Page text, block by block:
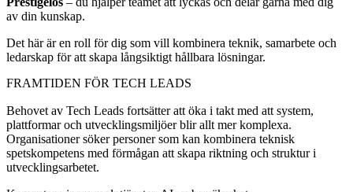
av din kunskap.
Det här är en roll för dig som vill kombinera teknik, samarbete och
ledarskap för att skapa långsiktigt hållbara lösningar.
FRAMTIDEN FÖR TECH LEADS
Behovet av Tech Leads fortsätter att öka i takt med att system,
plattformar och utvecklingsmiljöer blir allt mer komplexa.
Organisationer söker personer som kan kombinera teknisk
spetskompetens med förmågan att skapa riktning och struktur i
utvecklingsarbetet.